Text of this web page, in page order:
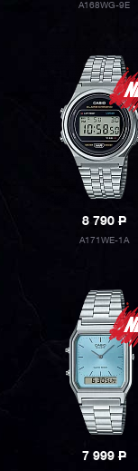
A168WG-9E
8 790P
A171WE-1A
7 999P